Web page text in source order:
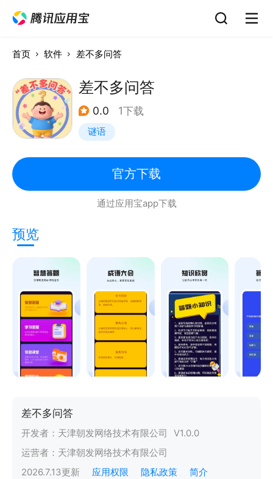
首页 软件 差不多问答
差不多问答
0.0 1下载
谜语
官方下载
通过应用宝app下载
预览
差不多问答
开发者： 天津朝发网络技术有限公司 V1.0.0
运营者： 天津朝发网络技术有限公司
2026.7.13更新 应用权限 隐私政策 简介